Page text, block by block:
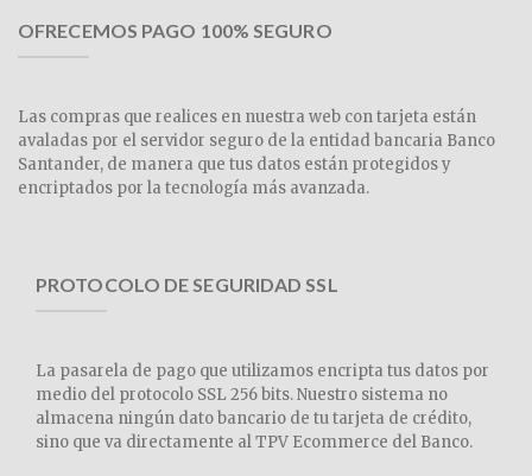
OFRECEMOS PAGO 100% SEGURO
Las compras que realices en nuestra web con tarjeta están
avaladas por el servidor seguro de la entidad bancaria Banco
Santander, de manera que tus datos están protegidos y
encriptados por la tecnología más avanzada.
PROTOCOLO DE SEGURIDAD SSL
La pasarela de pago que utilizamos encripta tus datos por
medio del protocolo SSL 256 bits. Nuestro sistema no
almacena ningún dato bancario de tu tarjeta de crédito,
sino que va directamente al TPV Ecommerce del Banco.